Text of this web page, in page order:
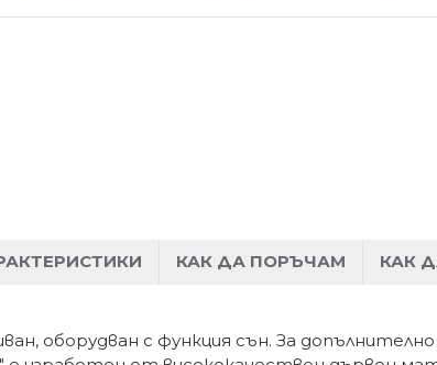
КАК ДА ПОРЪЧАМ КАК
оборудван с функция сън. За